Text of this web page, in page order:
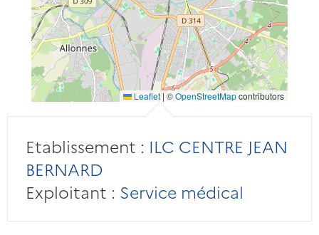
Leaflet | ©OpenStreetMapcontributors
Etablissement : ILC CENTRE JEAN
BERNARD
Exploitant : Service médical